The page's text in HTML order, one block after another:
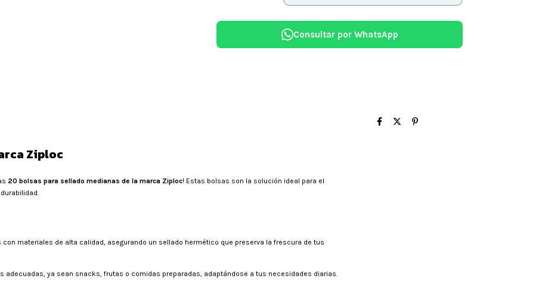
Consultar por WhatsApp
Ziploc
20 bolsas para sellado medianas de la marca Ziploc! Estas bolsas son la solución ideal para el
materiales de alta calidad, asegurando un sellado hermético que preserva la frescura de tus
adecuadas, ya sean snacks, frutas o comidas preparadas, adaptándose a tus necesidades diarias.